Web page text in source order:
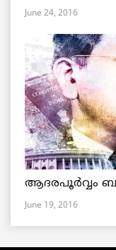
June 24, 2016
ആദരപൂര്‍വ്വം
June 19, 2016